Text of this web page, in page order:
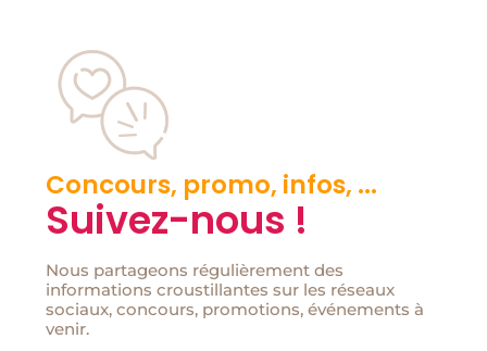
Concours, promo, infos, ...
Suivez-nous !
Nous partageons régulièrement des
informations croustillantes sur les réseaux
sociaux, concours, promotions, événements à
venir.